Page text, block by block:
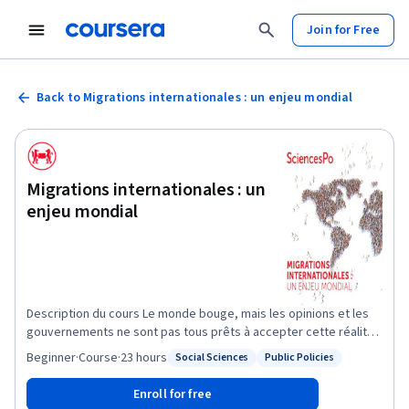
Join for Free
Back to Migrations internationales : un enjeu mondial
Migrations internationales : un
enjeu mondial
Description du cours Le monde bouge, mais les opinions et les
gouvernements ne sont pas tous prêts à accepter cette réalité
mal connue. La question affecte à la fois les Etats, mais aussi la
planète, dans un processus de mondialisation et de
régionalisation des migrations, et pose de nouvelles questions
aux relations internationales, en y incluant le sud. Ce cours
Social Sciences Public Policies
Beginner·Course·23 hours
Enroll for free